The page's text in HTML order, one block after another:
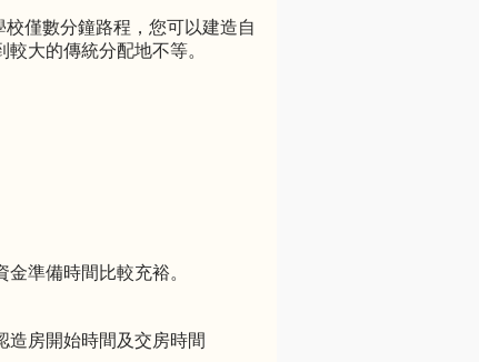
僅數分鐘路程，您可以建造自
大的傳統分配地不等。
準備時間比較充裕。
造房開始時間及交房時間